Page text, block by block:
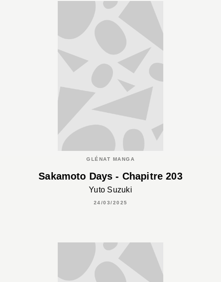
GLÉNAT MANGA
Sakamoto Days - Chapitre 203
Yuto Suzuki
24/03/2025